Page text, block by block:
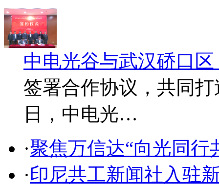
中电光谷与武汉硚口区
签署合作协议，共同
日，中电光…
·聚焦万信达“向光同行
·印尼共工新闻社入驻